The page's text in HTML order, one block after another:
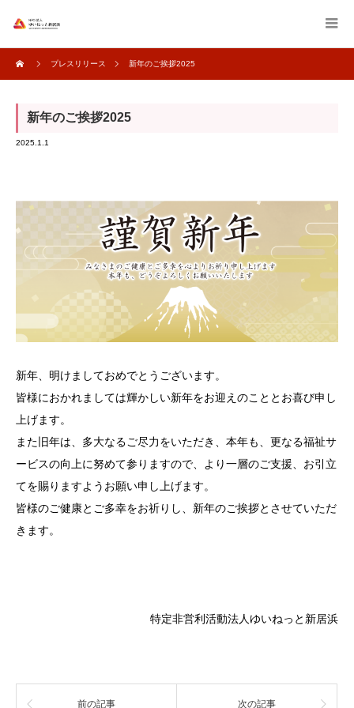
プレスリリース 新年のご挨拶2025
新年のご挨拶2025
2025.1.1
新年、明けましておめでとうございます。
皆様におかれましては輝かしい新年をお迎えのこととお喜び申し
上げます。
また旧年は、多大なるご尽力をいただき、本年も、更なる福祉サ
ービスの向上に努めて参りますので、より一層のご支援、お引立
てを賜りますようお願い申し上げます。
皆様のご健康とご多幸をお祈りし、新年のご挨拶とさせていただ
きます。
特定非営利活動法人ゆいねっと新居浜
前の記事 次の記事